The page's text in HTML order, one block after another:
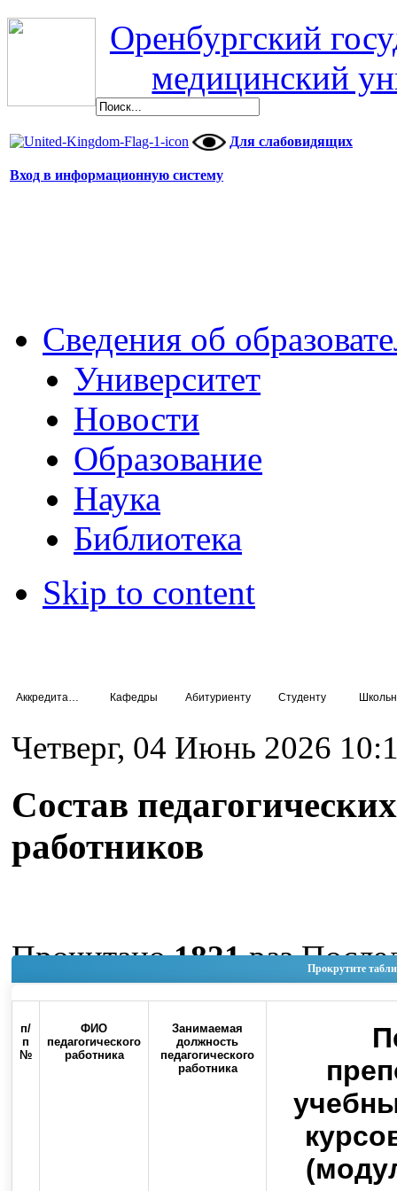
Оренбургский
медицинский
Для слабовидящих
Вход в информационную систему
Сведения об
Университет
Новости
Образование
Наука
Библиотека
Skip to content
Кафедры Абитуриенту Студенту
Четверг, 04 Июнь 2026
Состав педагогических
работников
Прокрутите
п/
п
№
ФИО
педагогического
работника
Занимаемая
должность
педагогического
работника
Прочитано1821раз
изменение Четверг, 04
11:52
Наверх
Контакты